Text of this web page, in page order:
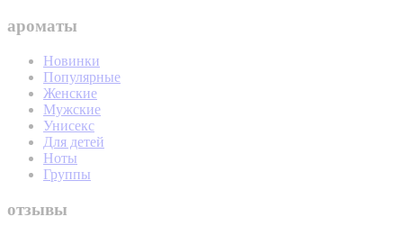
ароматы
Новинки
Популярные
Женские
Мужские
Унисекс
Для детей
Ноты
Группы
отзывы